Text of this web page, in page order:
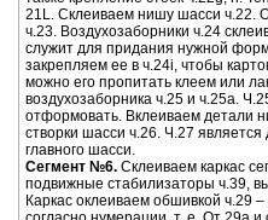
21L. Склеиваем нишу шасси ч.22.
ч.23. Воздухозаборники ч.24
служит для придания нужной
закрепляем ее в ч.24i, чтобы
можно его пропитать клеем или
воздухозаборника ч.25 и ч.25а.
отформовать. Вклеиваем детали
створки шасси ч.26. Ч.27
главного шасси.
Сегмент №6. Склеиваем каркас
подвижные стабилизаторы ч.39,
Каркас оклеиваем обшивкой ч.29